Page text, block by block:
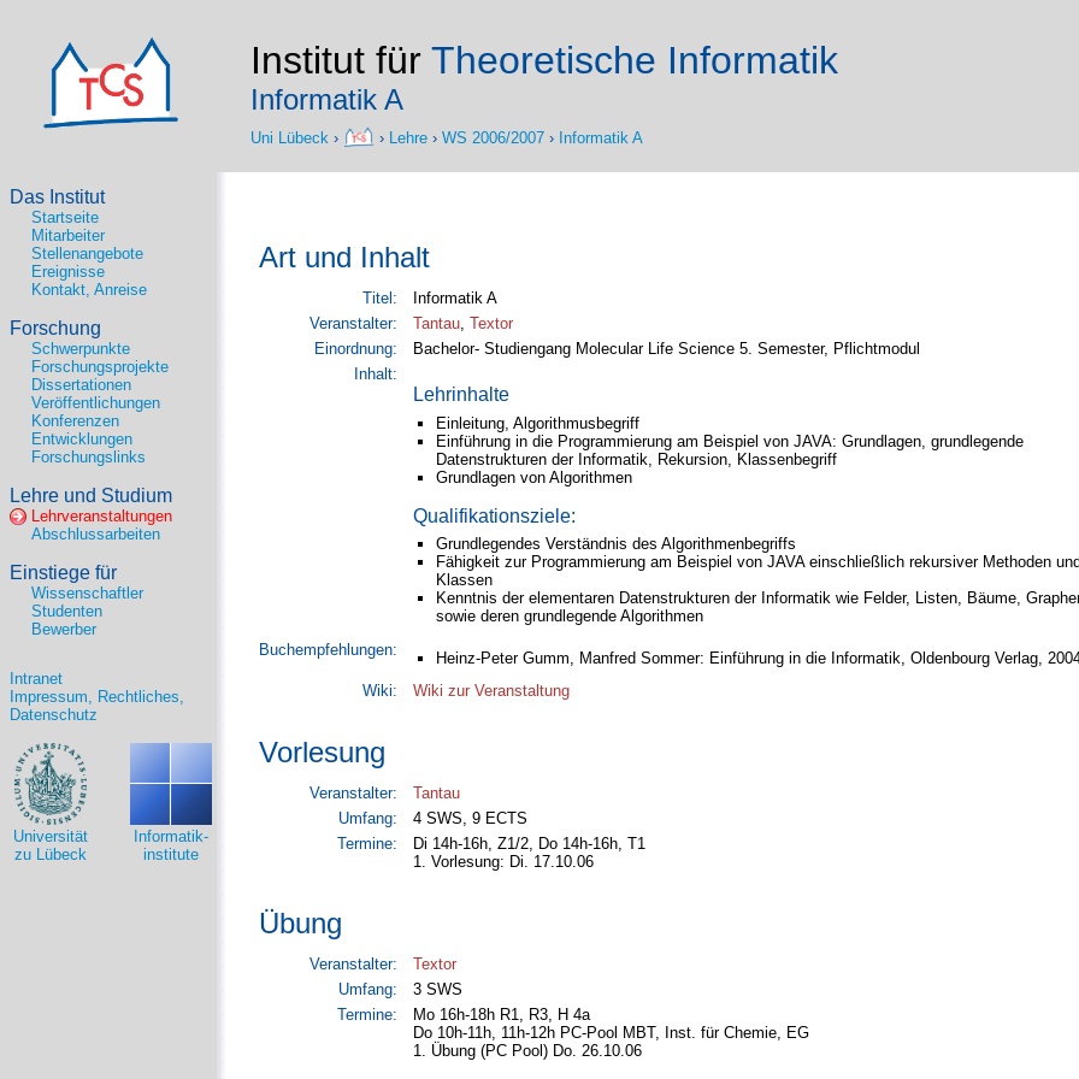
Institut für Theoretische Informatik
Informatik A
Uni Lübeck › › Lehre › WS 2006/2007 › Informatik A
Das Institut
Startseite
Mitarbeiter
Stellenangebote
Ereignisse
Kontakt, Anreise
Forschung
Schwerpunkte
Forschungsprojekte
Dissertationen
Veröffentlichungen
Konferenzen
Entwicklungen
Forschungslinks
Lehre und Studium
Lehrveranstaltungen
Abschlussarbeiten
Einstiege für
Wissenschaftler
Studenten
Bewerber
Intranet
Impressum, Rechtliches,
Datenschutz
Universität
zu Lübeck
Informatik-
institute
Art und Inhalt
Titel:
Informatik A
Veranstalter:
Tantau, Textor
Einordnung:
Bachelor- Studiengang Molecular Life Science 5. Semester, Pflichtmodul
Inhalt:
Lehrinhalte
Einleitung, Algorithmusbegriff
Einführung in die Programmierung am Beispiel von JAVA: Grundlagen, grundlegende
Datenstrukturen der Informatik, Rekursion, Klassenbegriff
Grundlagen von Algorithmen
Qualifikationsziele:
Grundlegendes Verständnis des Algorithmenbegriffs
Fähigkeit zur Programmierung am Beispiel von JAVA einschließlich rekursiver Methoden und
Klassen
Kenntnis der elementaren Datenstrukturen der Informatik wie Felder, Listen, Bäume,
sowie deren grundlegende Algorithmen
Buchempfehlungen:
Heinz-Peter Gumm, Manfred Sommer: Einführung in die Informatik, Oldenbourg Verlag,
Wiki:
Wiki zur Veranstaltung
Vorlesung
Veranstalter:
Tantau
Umfang:
4 SWS, 9 ECTS
Termine:
Di 14h-16h, Z1/2, Do 14h-16h, T1
1. Vorlesung: Di. 17.10.06
Übung
Veranstalter:
Textor
Umfang:
3 SWS
Termine:
Mo 16h-18h R1, R3, H 4a
Do 10h-11h, 11h-12h PC-Pool MBT, Inst. für Chemie, EG
1. Übung (PC Pool) Do. 26.10.06